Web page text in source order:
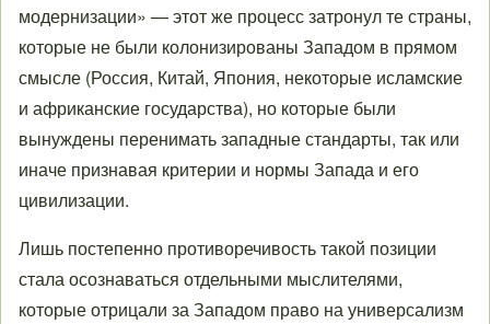
модернизации» — этот же процесс затронул те страны,
которые не были колонизированы Западом в прямом
смысле (Россия, Китай, Япония, некоторые исламские
и африканские государства), но которые были
вынуждены перенимать западные стандарты, так или
иначе признавая критерии и нормы Запада и его
цивилизации.
Лишь постепенно противоречивость такой позиции
стала осознаваться отдельными мыслителями,
которые отрицали за Западом право на универсализм